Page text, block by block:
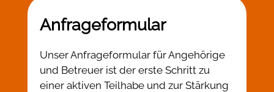
Anfrageformular
Unser Anfrageformular für Angehörige
und Betreuer ist der erste Schritt zu
einer aktiven Teilhabe und zur Stärkung